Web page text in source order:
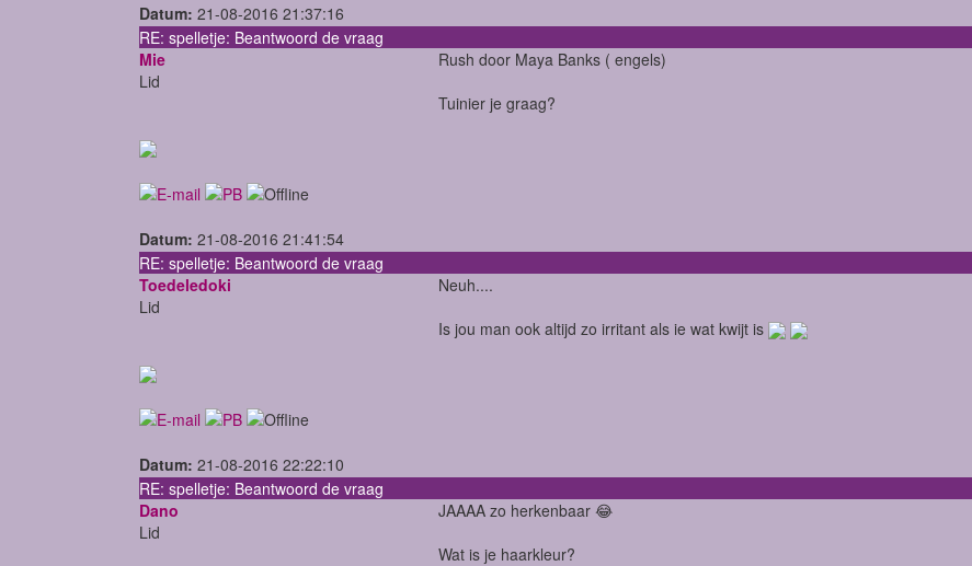
Datum: 21-08-2016 21:37:16
RE: spelletje: Beantwoord de vraag
Mie
Lid
Rush door Maya Banks ( engels)
Tuinier je graag?
Datum: 21-08-2016 21:41:54
RE: spelletje: Beantwoord de vraag
Toedeledoki
Lid
Neuh....
Is jou man ook altijd zo irritant als ie wat kwijt is
Datum: 21-08-2016 22:22:10
RE: spelletje: Beantwoord de vraag
Dano
Lid
JAAAA zo herkenbaar 😂
Wat is je haarkleur?